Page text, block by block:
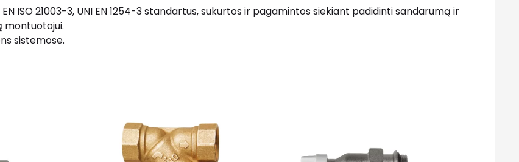
ISO 21003-3, UNI EN 1254-3 standartus, sukurtos ir pagamintos siekiant padidinti sandarumą ir
sistemose.